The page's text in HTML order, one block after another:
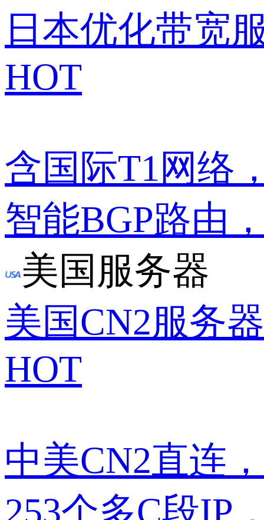
日本优化带宽
HOT
含国际T1网络
智能BGP路由
美国服务器
美国CN2服务器
HOT
中美CN2直连
253个多C段IP